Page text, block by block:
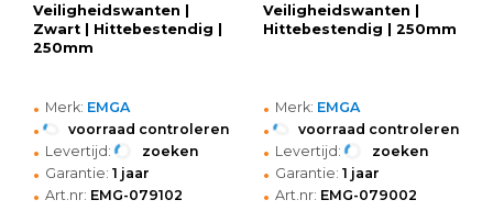
Veiligheidswanten |
Zwart | Hittebestendig |
250mm
• Merk: EMGA
• voorraad controleren
• Levertijd: zoeken
• Garantie: 1 jaar
• Art.nr: EMG-079102
Veiligheidswanten |
Hittebestendig | 250mm
• Merk: EMGA
• voorraad controleren
• Levertijd: zoeken
• Garantie: 1 jaar
• Art.nr: EMG-079002